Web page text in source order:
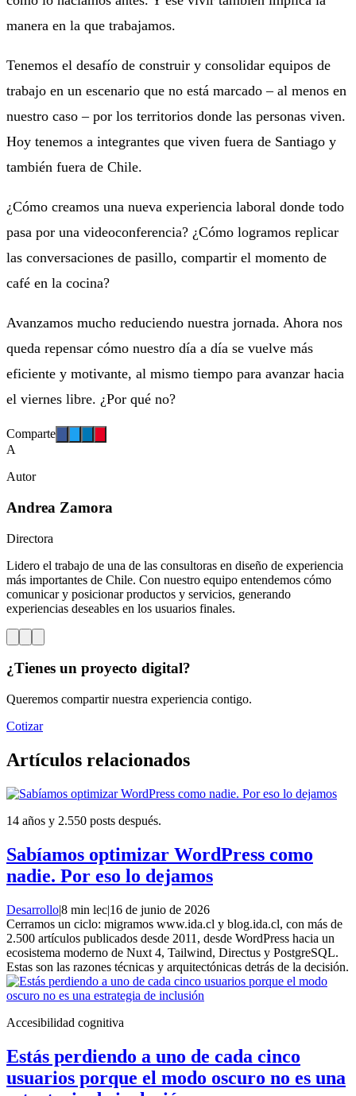
manera en la que trabajamos.
Tenemos el desafío de construir y consolidar equipos de
trabajo en un escenario que no está marcado – al menos en
nuestro caso – por los territorios donde las personas viven.
Hoy tenemos a integrantes que viven fuera de Santiago y
también fuera de Chile.
¿Cómo creamos una nueva experiencia laboral donde todo
pasa por una videoconferencia? ¿Cómo logramos replicar
las conversaciones de pasillo, compartir el momento de
café en la cocina?
Avanzamos mucho reduciendo nuestra jornada. Ahora nos
queda repensar cómo nuestro día a día se vuelve más
eficiente y motivante, al mismo tiempo para avanzar hacia
el viernes libre. ¿Por qué no?
Comparte
A
Autor
Andrea Zamora
Directora
Lidero el trabajo de una de las consultoras en diseño de experiencia
más importantes de Chile. Con nuestro equipo entendemos cómo
comunicar y posicionar productos y servicios, generando
experiencias deseables en los usuarios finales.
¿Tienes un proyecto digital?
Queremos compartir nuestra experiencia contigo.
Cotizar
Artículos relacionados
14 años y 2.550 posts después.
Sabíamos optimizar WordPress como
nadie. Por eso lo dejamos
Desarrollo|8 min lec|16 de junio de 2026
Cerramos un ciclo: migramos www.ida.cl y blog.ida.cl, con más de
2.500 artículos publicados desde 2011, desde WordPress hacia un
ecosistema moderno de Nuxt 4, Tailwind, Directus y PostgreSQL.
Estas son las razones técnicas y arquitectónicas detrás de la decisión.
Accesibilidad cognitiva
Estás perdiendo a uno de cada cinco
usuarios porque el modo oscuro no es una